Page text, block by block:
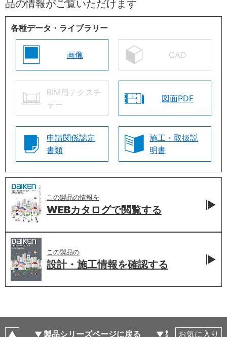
品の情報がご覧いただけます
各種データ・ライブラリー
画像 CAD
BIM用テクスチ
ャー
図面PDF
申請関係認定
書類
施工・取扱説
明書
この製品の情報を
WEBカタログで閲覧する
この製品の
設計・施工情報を確認する
製品シリーズページに戻る 製品仕様
お気に入り